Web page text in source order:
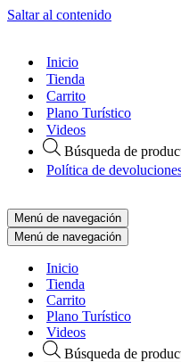
Saltar al contenido
Inicio
Tienda
Carrito
Plano Turístico
Videos
Búsqueda de
Política de
Menú de navegación
Menú de navegación
Inicio
Tienda
Carrito
Plano Turístico
Videos
Búsqueda de